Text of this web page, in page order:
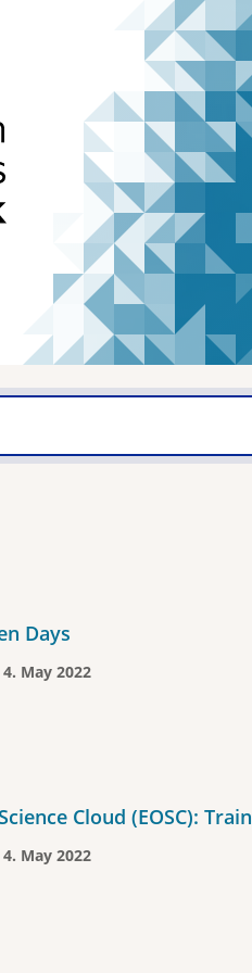
Days
4. May 2022
Cloud (EOSC):
4. May 2022